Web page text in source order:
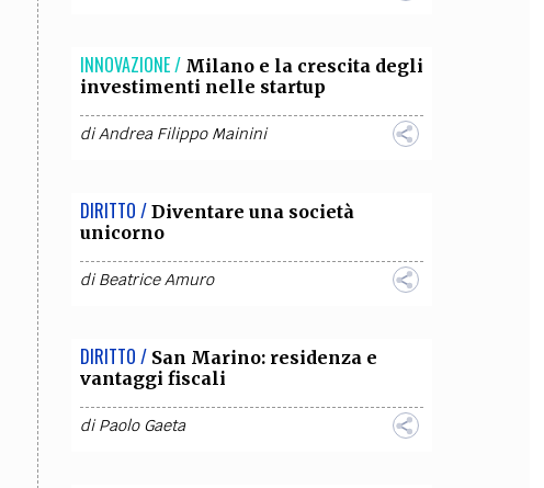
INNOVAZIONE / Milano e la crescita degli
investimenti nelle startup
diAndrea Filippo Mainini
DIRITTO / Diventare una società
unicorno
diBeatrice Amuro
DIRITTO / San Marino: residenza e
vantaggi fiscali
diPaolo Gaeta